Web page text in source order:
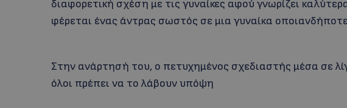
διαφορετική σχέση με τις γυναίκες αφού γνωρίζει
φέρεται ένας άντρας σωστός σε μια γυναίκα οποιανδήποτε
Στην ανάρτησή του, ο πετυχημένος σχεδιαστής μέσα σε
όλοι πρέπει να το λάβουν υπόψη